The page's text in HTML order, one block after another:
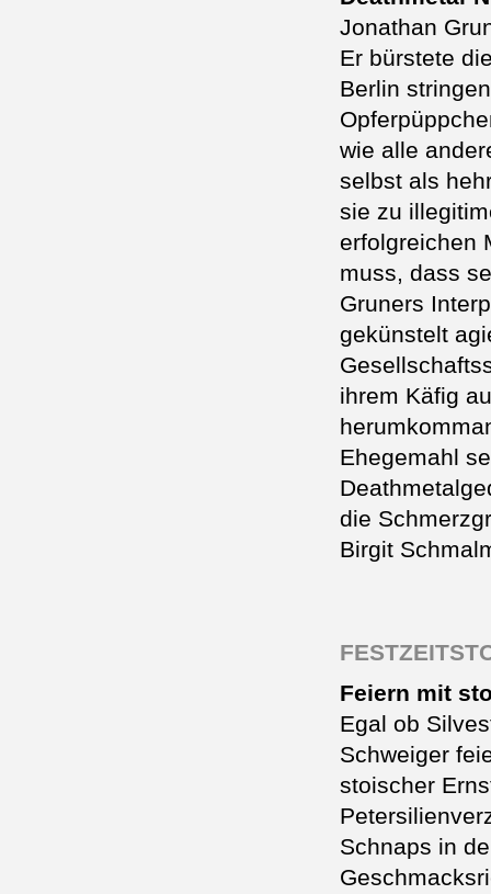
Jonathan
Er bürstete
Berlin
wie alle
selbst als
sie zu
erfolgreichen
muss, dass
Gruners
gekünstelt
ihrem Käfig
Ehegemahl
die
Birgit
Feiern mit
Egal ob
Schweiger
stoischer
Schnaps in